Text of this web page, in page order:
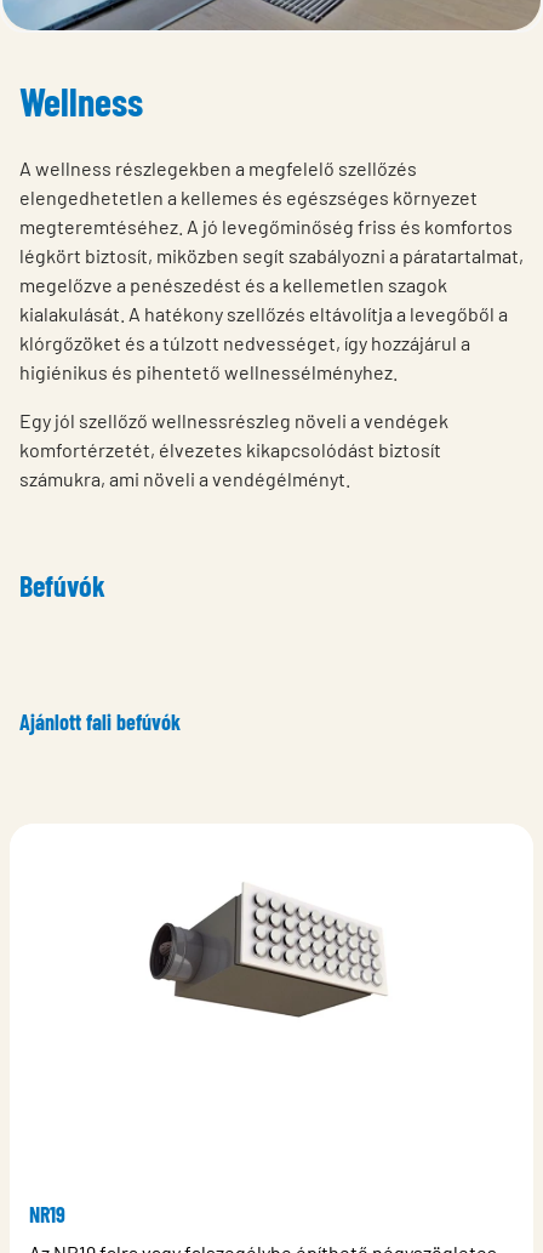
Wellness
A wellness részlegekben a megfelelő szellőzés
elengedhetetlen a kellemes és egészséges környezet
megteremtéséhez. A jó levegőminőség friss és komfortos
légkört biztosít, miközben segít szabályozni a páratartalmat,
megelőzve a penészedést és a kellemetlen szagok
kialakulását. A hatékony szellőzés eltávolítja a levegőből a
klórgőzöket és a túlzott nedvességet, így hozzájárul a
higiénikus és pihentető wellnessélményhez.
Egy jól szellőző wellnessrészleg növeli a vendégek
komfortérzetét, élvezetes kikapcsolódást biztosít
számukra, ami növeli a vendégélményt.
Befúvók
Ajánlott fali befúvók
NR19